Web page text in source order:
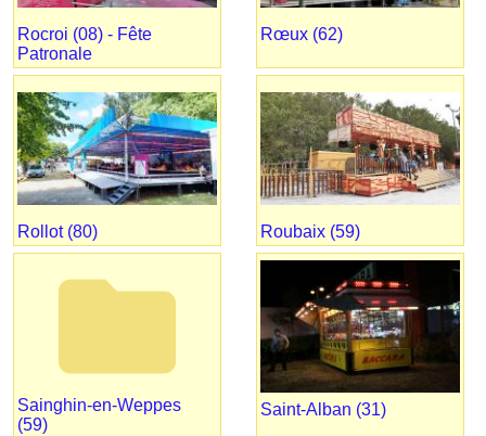
Rocroi (08) - Fête
Patronale
Rœux (62)
Rollot (80) Roubaix (59)
folder
Sainghin-en-Weppes
(59)
Saint-Alban (31)